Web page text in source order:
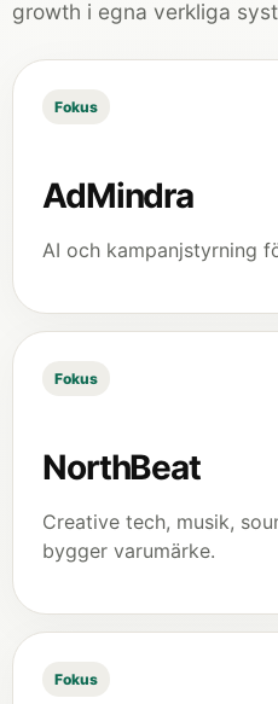
growth i egna verkliga
Fokus
AdMindra
AI och kampanjstyrning
Fokus
NorthBeat
Creative tech, musik,
bygger varumärke.
Fokus